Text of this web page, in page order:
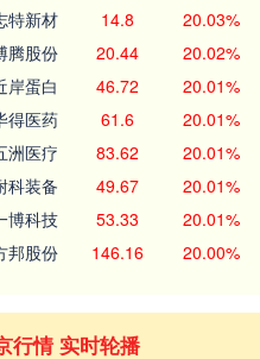
特新材 14.8 20.03%
腾股份 20.44 20.02%
岸蛋白 46.72 20.01%
得医药 61.6 20.01%
洲医疗 83.62 20.01%
科装备 49.67 20.01%
博科技 53.33 20.01%
邦股份 146.16 20.00%
行情 实时轮播